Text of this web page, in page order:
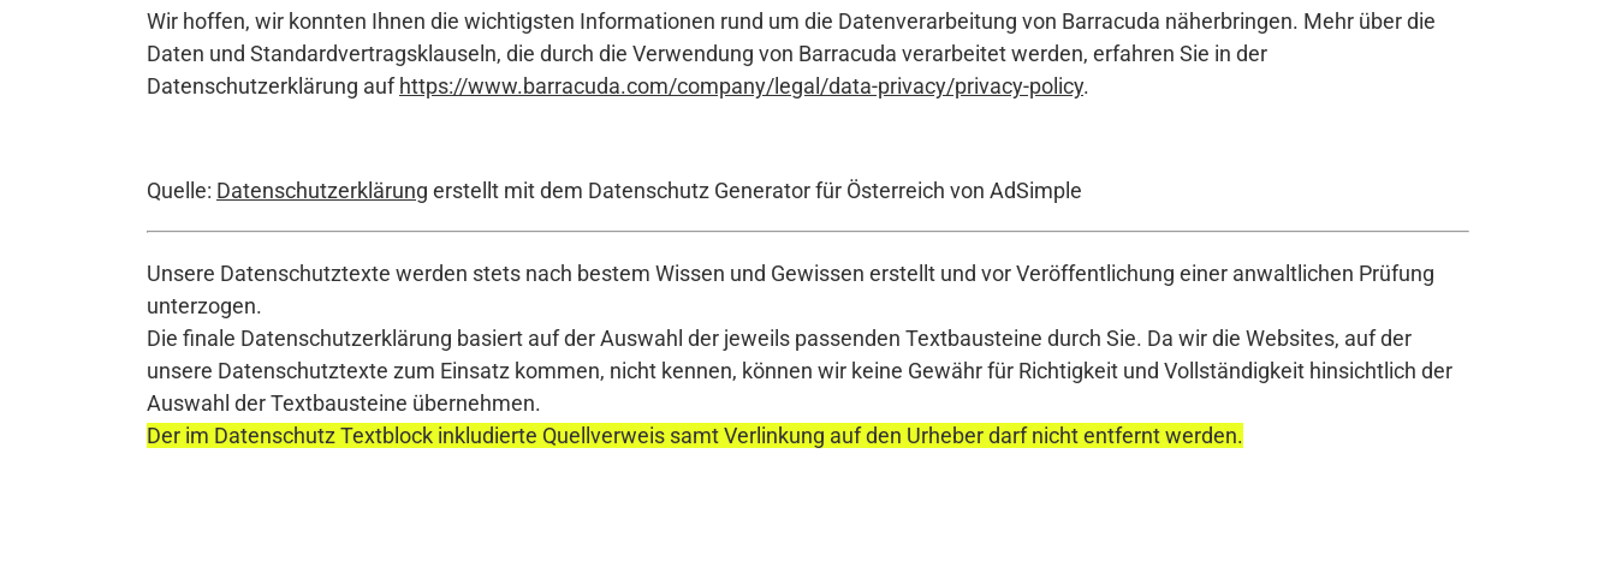
Wir hoffen, wir konnten Ihnen die wichtigsten Informationen rund um die Datenverarbeitung von Barracuda näherbringen. Mehr über die
Daten und Standardvertragsklauseln, die durch die Verwendung von Barracuda verarbeitet werden, erfahren Sie in der
Datenschutzerklärung auf https://www.barracuda.com/company/legal/data-privacy/privacy-policy.
Quelle: Datenschutzerklärung erstellt mit dem Datenschutz Generator für Österreich von AdSimple
Unsere Datenschutztexte werden stets nach bestem Wissen und Gewissen erstellt und vor Veröffentlichung einer anwaltlichen Prüfung
unterzogen.
Die finale Datenschutzerklärung basiert auf der Auswahl der jeweils passenden Textbausteine durch Sie. Da wir die Websites, auf der
unsere Datenschutztexte zum Einsatz kommen, nicht kennen, können wir keine Gewähr für Richtigkeit und Vollständigkeit hinsichtlich der
Auswahl der Textbausteine übernehmen.
Der im Datenschutz Textblock inkludierte Quellverweis samt Verlinkung auf den Urheber darf nicht entfernt werden.